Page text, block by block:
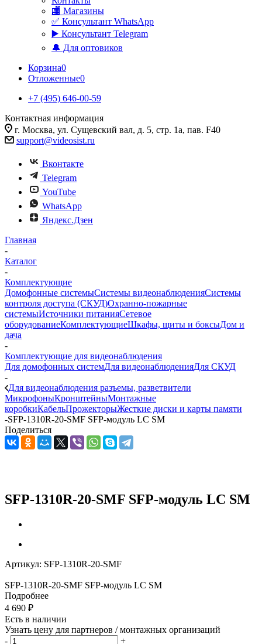
🏬 Магазины
✅️ Консультант WhatsApp
▶️ Консультант Telegram
🔔 Для оптовиков
Корзина0
Отложенные0
+7 (495) 646-00-59
Контактная информация
г. Москва, ул. Сущевский вал, д. 5, стр. 1а, пав. F40
support@videosist.ru
Вконтакте
Telegram
YouTube
WhatsApp
Яндекс.Дзен
Главная
-
Каталог
-
Комплектующие
Домофонные системыСистемы видеонаблюденияСистемы
контроля доступа (СКУД)Охранно-пожарные
системыИсточники питанияСетевое
оборудованиеКомплектующиеШкафы, щиты и боксыДом и
дача
-
Комплектующие для видеонаблюдения
Для домофонных системДля видеонаблюденияДля СКУД
-
Для видеонаблюдения разъемы, разветвители
МикрофоныКронштейныМонтажные
коробкиКабельПрожекторыЖесткие диски и карты памяти
-SFP-1310R-20-SMF SFP-модуль LC SM
Поделиться
SFP-1310R-20-SMF SFP-модуль LC SM
Артикул: SFP-1310R-20-SMF
SFP-1310R-20-SMF SFP-модуль LC SM
Подробнее
4 690 ₽
Есть в наличии
Узнать цену для партнеров / монтажных организаций
-
+